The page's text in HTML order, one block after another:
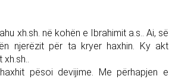
xh.sh. në kohën e Ibrahimit a.s.. Ai, së
njerëzit për ta kryer haxhin. Ky akt
pësoi devijime. Me përhapjen e